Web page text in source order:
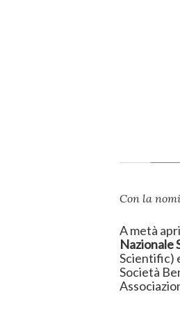
Con la
A metà
Nazionale
Scientific)
Società